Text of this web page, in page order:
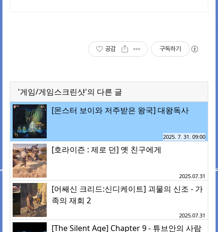
공감 구독하기
'게임/게임스크린샷'의 다른 글
[몬스터 보이와 저주받은 왕국] 대왕독사
2025. 7. 31. 09:00
[호라이즌 : 제로 던] 옛 친구에게
2025.07.31
[어쌔신 크리드:신디케이트] 괴물의 신조 - 가
족의 재회 2
2025.07.31
[The Silent Age] Chapter 9 - 튜브안의 사람